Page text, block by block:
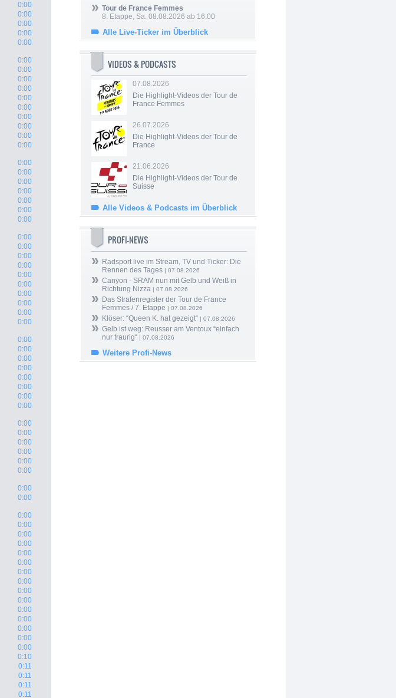
0:00
0:00
0:00
0:00
0:00
0:00
0:00
0:00
0:00
0:00
0:00
0:00
0:00
0:00
0:00
0:00
0:00
0:00
0:00
0:00
0:00
0:00
0:00
0:00
0:00
0:00
0:00
0:00
0:00
0:00
0:00
0:00
0:00
0:00
0:00
0:00
0:00
0:00
0:00
0:00
0:00
0:00
0:00
0:00
0:00
0:00
0:00
0:00
0:00
0:00
0:00
0:00
0:00
0:00
0:00
0:00
0:00
0:00
0:00
0:00
0:00
0:00
0:00
0:10
0:11
0:11
0:11
0:11
Tour de France Femmes
8. Etappe, Sa. 08.08.2026 ab 16:00
Alle Live-Ticker im Überblick
VIDEOS & PODCASTS
07.08.2026
Die Highlight-Videos der Tour de
France Femmes
26.07.2026
Die Highlight-Videos der Tour de
France
21.06.2026
Die Highlight-Videos der Tour de
Suisse
Alle Videos & Podcasts im Überblick
PROFI-NEWS
Radsport live im Stream, TV und Ticker: Die
Rennen des Tages | 07.08.2026
Canyon - SRAM nun mit Gelb und Weiß in
Richtung Nizza | 07.08.2026
Das Strafenregister der Tour de France
Femmes / 7. Etappe | 07.08.2026
Klöser: “Queen K. hat gezeigt“ | 07.08.2026
Gelb ist weg: Reusser am Ventoux “einfach
nur traurig“ | 07.08.2026
Weitere Profi-News